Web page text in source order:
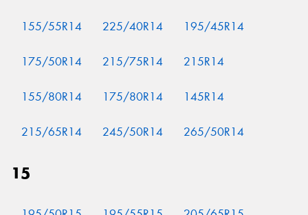
155/55R14 225/40R14 195/45R14
175/50R14 215/75R14 215R14
155/80R14 175/80R14 145R14
215/65R14 245/50R14 265/50R14
15